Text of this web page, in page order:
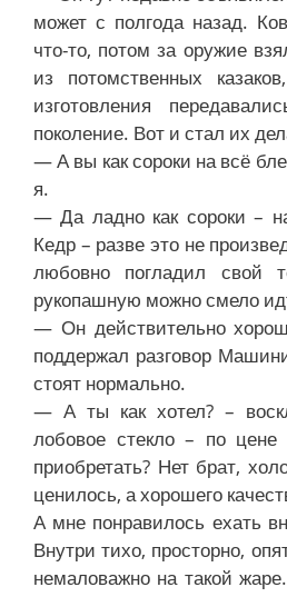
может с полгода назад.
что-то, потом за оружие
из потомственных
изготовления
поколение. Вот и стал их
— А вы как сороки на всё
я.
— Да ладно как сороки –
Кедр – разве это не
любовно погладил свой
рукопашную можно смело
— Он действительно
поддержал разговор
стоят нормально.
— А ты как хотел? –
лобовое стекло – по
приобретать? Нет брат,
ценилось, а хорошего
А мне понравилось ехать
Внутри тихо, просторно,
немаловажно на такой